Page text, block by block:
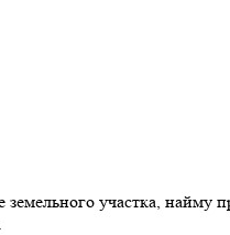
участка, найму